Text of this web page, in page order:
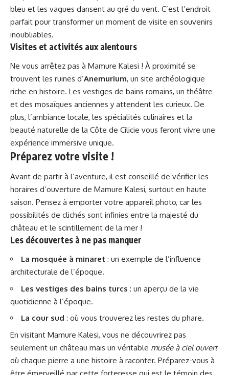
bleu et les vagues dansent au gré du vent. C’est l’endroit
parfait pour transformer un moment de visite en souvenirs
inoubliables.
Visites et activités aux alentours
Ne vous arrêtez pas à Mamure Kalesi ! À proximité se
trouvent les ruines d’Anemurium, un site archéologique
riche en histoire. Les vestiges de bains romains, un théâtre
et des mosaïques anciennes y attendent les curieux. De
plus, l’ambiance locale, les spécialités culinaires et la
beauté naturelle de la Côte de Cilicie vous feront vivre une
expérience immersive unique.
Préparez votre visite !
Avant de partir à l’aventure, il est conseillé de vérifier les
horaires d’ouverture de Mamure Kalesi, surtout en haute
saison. Pensez à emporter votre appareil photo, car les
possibilités de clichés sont infinies entre la majesté du
château et le scintillement de la mer !
Les découvertes à ne pas manquer
La mosquée à minaret : un exemple de l’influence
architecturale de l’époque.
Les vestiges des bains turcs : un aperçu de la vie
quotidienne à l’époque.
La cour sud : où vous trouverez les restes du phare.
En visitant Mamure Kalesi, vous ne découvrirez pas
seulement un château mais un véritable musée à ciel ouvert
où chaque pierre a une histoire à raconter. Préparez-vous à
être émerveillé par cette forteresse qui est le témoin des